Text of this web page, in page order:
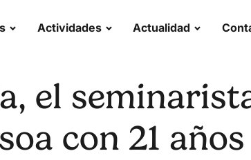
Actividades Actualidad
el
con 21 años